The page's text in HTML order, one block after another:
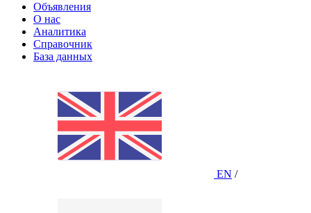
Объявления
О нас
Аналитика
Справочник
База данных
EN /